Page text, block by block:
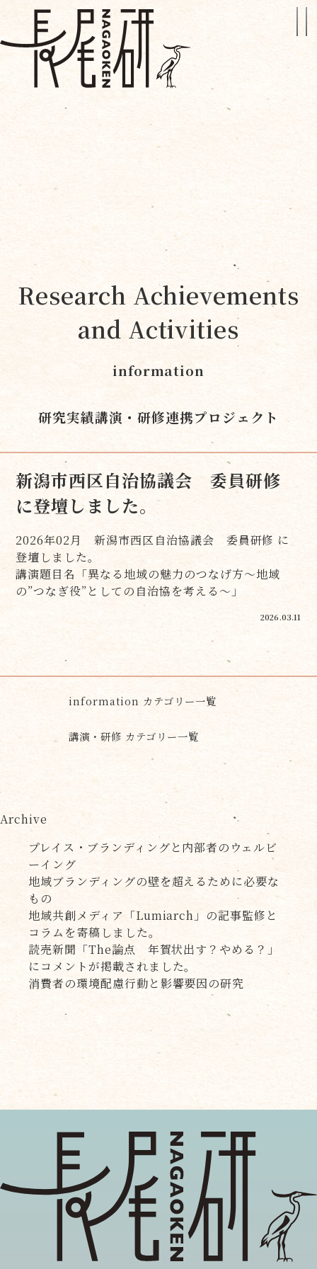
Research Achievements
and Activities
information
研究実績講演・研修連携プロジェクト
新潟市西区自治協議会 委員研修
に登壇しました。
2026年02月 新潟市西区自治協議会 委員研修 に
登壇しました。
講演題目名「異なる地域の魅力のつなげ方～地域
の”つなぎ役”としての自治協を考える～」
2026.03.11
information カテゴリー一覧
講演・研修 カテゴリー一覧
Archive
プレイス・ブランディングと内部者のウェルビ
ーイング
地域ブランディングの壁を超えるために必要な
もの
地域共創メディア「Lumiarch」の記事監修と
コラムを寄稿しました。
読売新聞「The論点 年賀状出す？やめる？」
にコメントが掲載されました。
消費者の環境配慮行動と影響要因の研究